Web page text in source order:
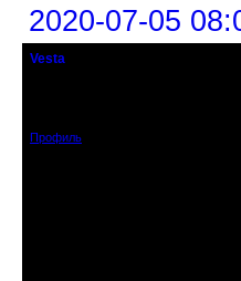
2020-07-05
Vesta
Профиль